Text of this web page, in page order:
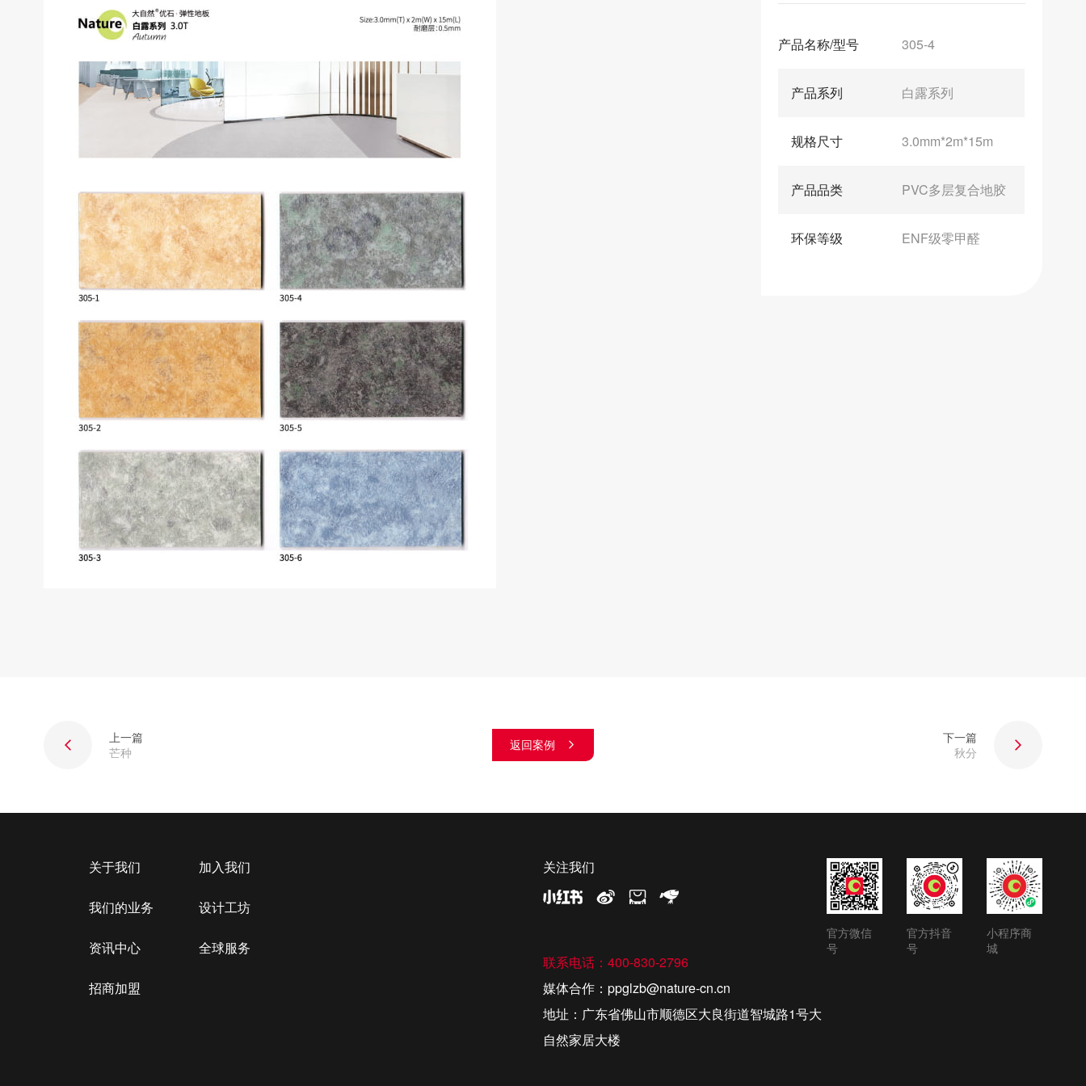
产品名称/型号 305-4
产品系列 白露系列
规格尺寸 3.0mm*2m*15m
产品品类 PVC多层复合地胶
环保等级 ENF级零甲醛
上一篇
芒种
返回案例
下一篇
秋分
关于我们
我们的业务
资讯中心
招商加盟
加入我们
设计工坊
全球服务
关注我们
联系电话：400-830-2796
媒体合作：ppglzb@nature-cn.cn
地址：广东省佛山市顺德区大良街道智城路1号大
自然家居大楼
官方微信
号
官方抖音
号
小程序商
城